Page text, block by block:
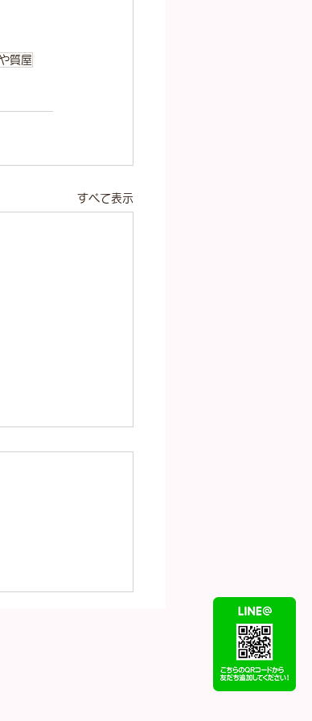
質屋
すべて表示
ルイヴィト